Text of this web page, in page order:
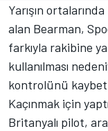
Yarışın
alan Bearman,
farkıyla rakibine
kullanılması
kontrolünü
Kaçınmak için
Britanyalı pilot,